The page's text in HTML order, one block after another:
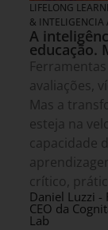
LIFELONG
& INTELIGENCIA
A
educação.
avaliações,
Mas a
esteja na
capacidade
crítico,
Daniel Luzzi -
CEO da
Lab